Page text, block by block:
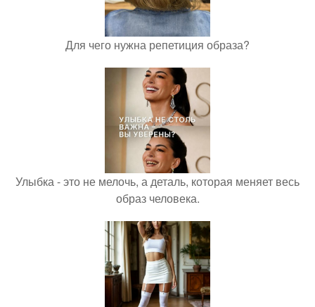
Для чего нужна репетиция образа?
Улыбка - это не мелочь, а деталь, которая меняет весь
образ человека.